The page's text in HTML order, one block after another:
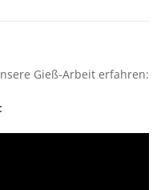
Gieß-Arbeit erfahren: